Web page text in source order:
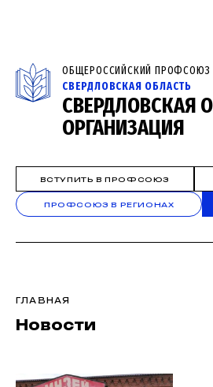
ОБЩЕРОССИЙСКИЙ ПРОФСОЮЗ
СВЕРДЛОВСКАЯ ОБЛАСТЬ
СВЕРДЛОВСКАЯ
ОРГАНИЗАЦИЯ
ВСТУПИТЬ В ПРОФСОЮЗ
ПРОФСОЮЗ В РЕГИОНАХ
ГЛАВНАЯ
Новости